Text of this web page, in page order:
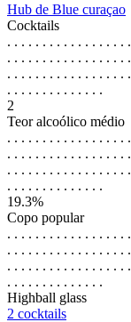
Hub de Blue curaçao
Cocktails
. . . . . . . . . . . . . . . . .
. . . . . . . . . . . . . . . . .
. . . . . . . . . . . . . . . . .
. . . . . . . . . . . . . .
2
Teor alcoólico médio
. . . . . . . . . . . . . . . . .
. . . . . . . . . . . . . . . . .
. . . . . . . . . . . . . . . . .
. . . . . . . . . . . . . .
19.3%
Copo popular
. . . . . . . . . . . . . . . . .
. . . . . . . . . . . . . . . . .
. . . . . . . . . . . . . . . . .
. . . . . . . . . . . . . .
Highball glass
2 cocktails